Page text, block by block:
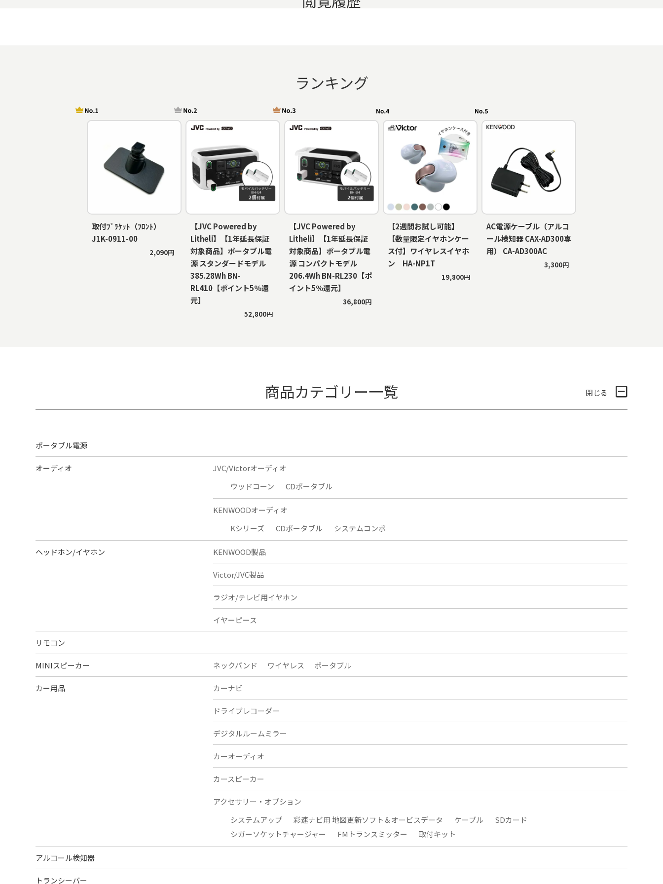
ランキング
取付ﾌﾞﾗｹｯﾄ（ﾌﾛﾝﾄ）
J1K-0911-00
2,090円
【JVC Powered by
Litheli】【1年延長保証
対象商品】ポータブル電
源 スタンダードモデル
385.28Wh BN-
RL410【ポイント5％還
元】
52,800円
【JVC Powered by
Litheli】【1年延長保証
対象商品】ポータブル電
源 コンパクトモデル
206.4Wh BN-RL230【ポ
イント5％還元】
36,800円
【2週間お試し可能】
【数量限定イヤホンケー
ス付】ワイヤレスイヤホ
ン HA-NP1T
19,800円
AC電源ケーブル（アルコ
ール検知器 CAX-AD300専
用） CA-AD300AC
3,300円
商品カテゴリー一覧
ポータブル電源
オーディオ
JVC/Victorオーディオ
ウッドコーン
CDポータブル
KENWOODオーディオ
Kシリーズ
CDポータブル システムコンポ
ヘッドホン/イヤホン KENWOOD製品
Victor/JVC製品
ラジオ/テレビ用イヤホン
イヤーピース
リモコン
MINIスピーカー ネックバンド ワイヤレス ポータブル
カー用品 カーナビ
ドライブレコーダー
デジタルルームミラー
カーオーディオ
カースピーカー
アクセサリー・オプション
システムアップ
彩速ナビ用 地図更新ソフト＆オービスデータ ケーブル
SDカード
シガーソケットチャージャー
FMトランスミッター 取付キット
アルコール検知器
トランシーバー